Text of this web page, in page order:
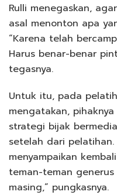
Rulli menegaskan,
asal menonton apa
“Karena telah
Harus benar-benar
tegasnya.
Untuk itu, pada
mengatakan,
strategi bijak
setelah dari
menyampaikan
teman-teman
masing,” pungkasnya.